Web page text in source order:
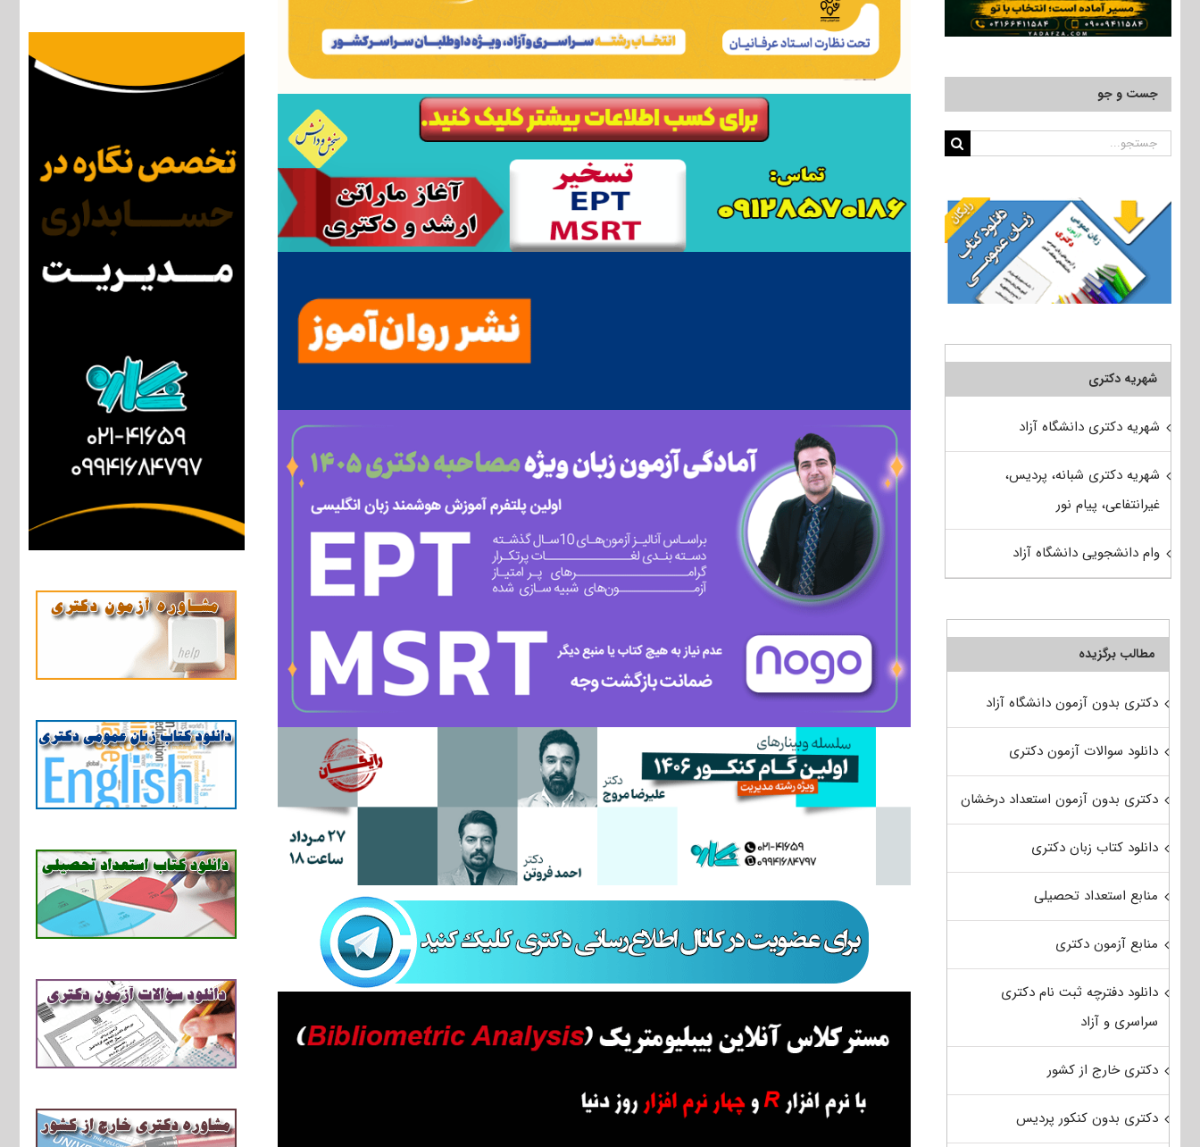
جست و جو
جستجو
شهریه دکتری
شهریه دکتری دانشگاه آزاد
شهریه دکتری شبانه، پردیس،
غیرانتفاعی، پیام نور
وام دانشجویی دانشگاه آزاد
مطالب برگزیده
دکتری بدون آزمون دانشگاه آزاد
دانلود سوالات آزمون دکتری
دکتری بدون آزمون استعداد درخشان
دانلود کتاب زبان دکتری
منابع استعداد تحصیلی
منابع آزمون دکتری
دانلود دفترچه ثبت نام دکتری
سراسری و آزاد
دکتری خارج از کشور
دکتری بدون کنکور پردیس